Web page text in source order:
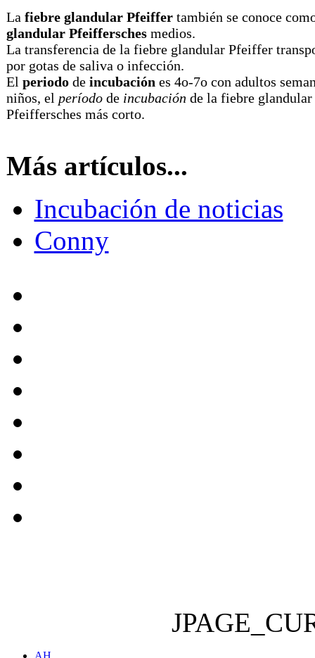
La fiebre glandular Pfeiffertambién se conoce
glandular Pfeifferschesmedios.
La transferencia de la fiebre glandular Pfeiffer
por gotas de saliva o infección.
El periodode incubación es 4o-7o con adultos
niños, el períodode incubación de la fiebre glandular
Pfeiffersches más corto.
Más artículos...
Incubación de noticias
Conny
AH